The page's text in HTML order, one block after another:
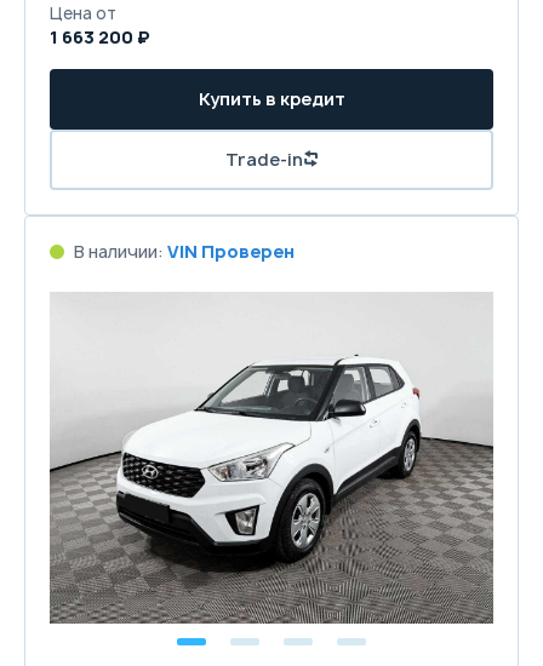
Цена от
1 663 200 ₽
Купить в кредит
Trade-in
В наличии: VIN Проверен